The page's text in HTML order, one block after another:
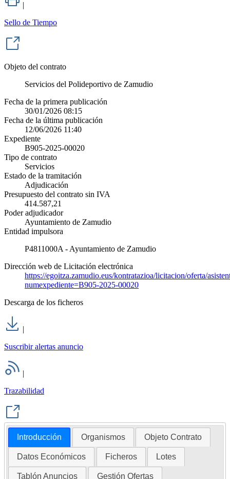
|
Sello de Tiempo
Objeto del contrato
Servicios del Polideportivo de Zamudio
Fecha de la primera publicación
30/01/2026 08:15
Fecha de la última publicación
12/06/2026 11:40
Expediente
B905-2025-00020
Tipo de contrato
Servicios
Estado de la tramitación
Adjudicación
Presupuesto del contrato sin IVA
414.587,21
Poder adjudicador
Ayuntamiento de Zamudio
Entidad impulsora
P4811000A - Ayuntamiento de Zamudio
Dirección web de Licitación electrónica
https://egoitza.zamudio.eus/kontratazioa/licitacion/oferta/
numexpediente=B905-2025-00020
Descarga de los ficheros
|
Suscribir alertas anuncio
|
Trazabilidad
Introducción Organismos Objeto Contrato
Datos Económicos Ficheros Lotes
Tablón Anuncios Gestión Ofertas